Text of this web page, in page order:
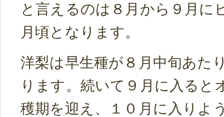
と言えるのは８月から９月に
月頃となります。
洋梨は早生種が８月中旬あた
ります。続いて９月に入ると
穫期を迎え、１０月に入りよ